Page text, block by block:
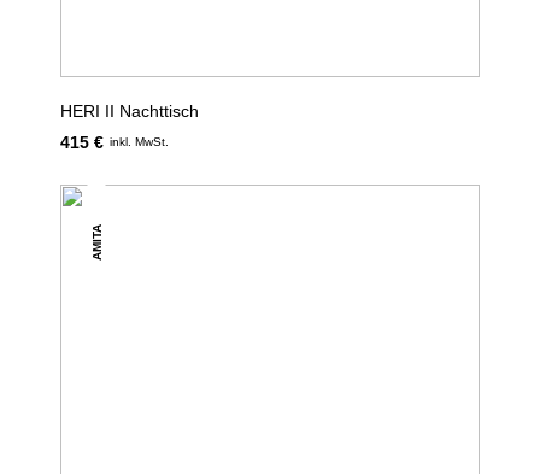
HERI II Nachttisch
415 € inkl. MwSt.
AMITA